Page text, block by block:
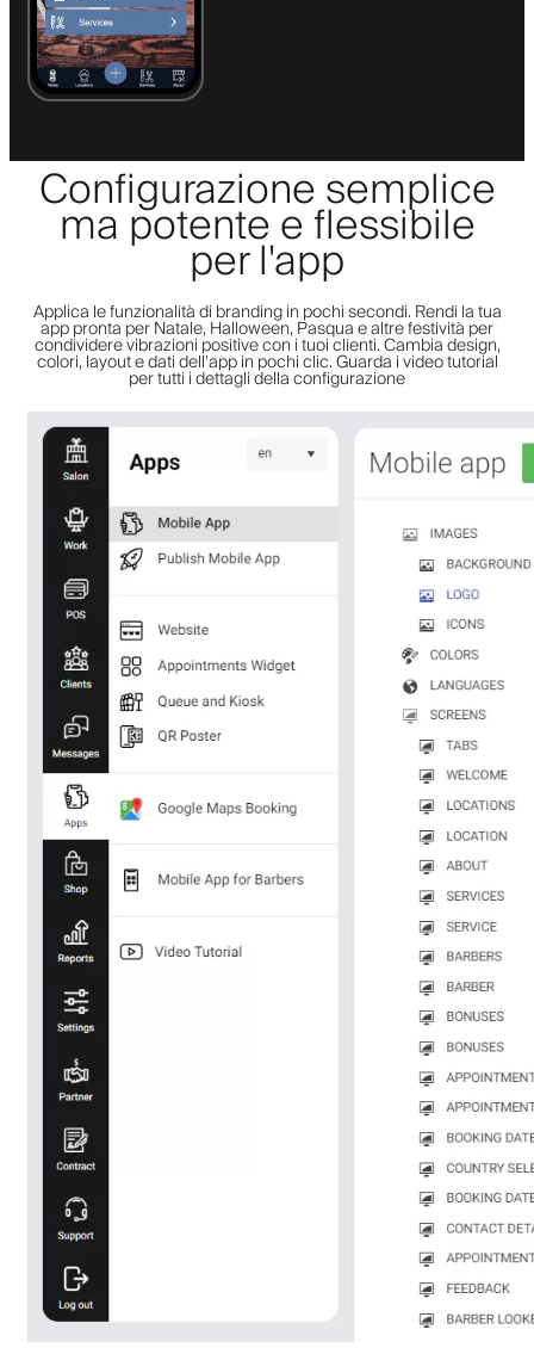
Configurazione semplice
ma potente e flessibile
per l'app
Applica le funzionalità di branding in pochi secondi. Rendi la tua
app pronta per Natale, Halloween, Pasqua e altre festività per
condividere vibrazioni positive con i tuoi clienti. Cambia design,
colori, layout e dati dell'app in pochi clic. Guarda i video tutorial
per tutti i dettagli della configurazione